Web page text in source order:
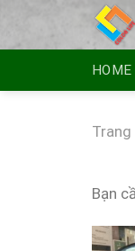
HOME
Trang
Bạn